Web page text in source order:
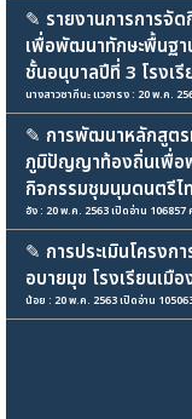
✎ รายงานการการจั
เพื่อพัฒนาทักษะพื้นฐ
ชั้นอนุบาลปีที่ 3 โรงเรี
นางสาวซากีนะ แวอารง : 20 พ.ค.
✎ การพัฒนาหลักสูตร
ภูมิปัญญาท้องถิ่นเพื่อ
กิจกรรมชุมนุมดนตรีไ
อัง : 20 พ.ค. 2563 เปิดอ่าน 106857
✎ การประเมินโครง
อบายมุข โรงเรียนเมื
น้อย : 20 พ.ค. 2563 เปิดอ่าน